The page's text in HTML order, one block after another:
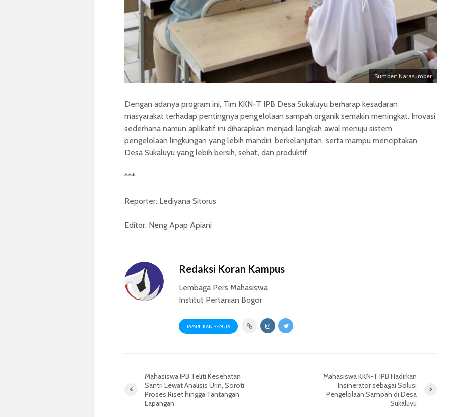
Sumber: Narasumber
Dengan adanya program ini, Tim KKN-T IPB Desa Sukaluyu berharap kesadaran
masyarakat terhadap pentingnya pengelolaan sampah organik semakin meningkat. Inovasi
sederhana namun aplikatif ini diharapkan menjadi langkah awal menuju sistem
pengelolaan lingkungan yang lebih mandiri, berkelanjutan, serta mampu menciptakan
Desa Sukaluyu yang lebih bersih, sehat, dan produktif.
***
Reporter: Lediyana Sitorus
Editor: Neng Apap Apiani
Redaksi Koran Kampus
Lembaga Pers Mahasiswa
Institut Pertanian Bogor
TAMPILKAN SEMUA
Mahasiswa IPB Teliti Kesehatan
Santri Lewat Analisis Urin, Soroti
Proses Riset hingga Tantangan
Lapangan
Mahasiswa KKN-T IPB Hadirkan
Insinerator sebagai Solusi
Pengelolaan Sampah di Desa
Sukaluyu